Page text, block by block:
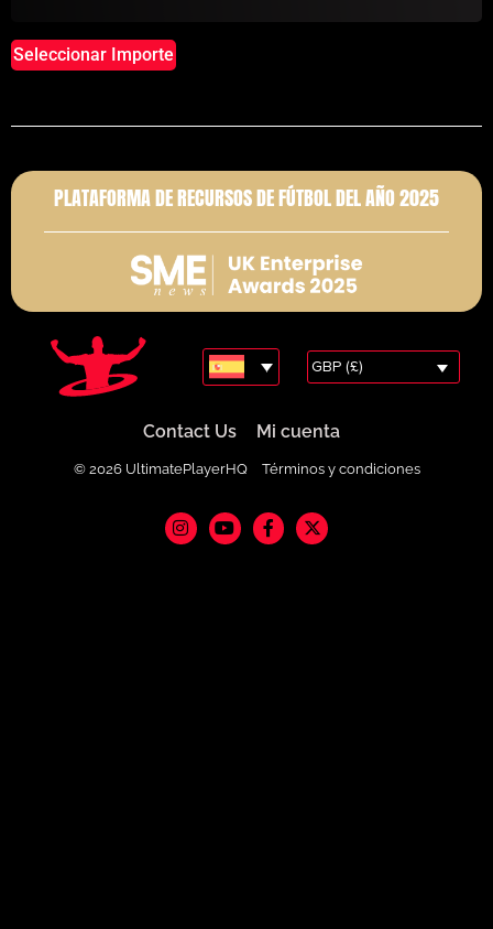
Seleccionar Importe
PLATAFORMA DE RECURSOS DE FÚTBOL DEL AÑO 2025
GBP (£)
Contact Us Mi cuenta
© 2026 UltimatePlayerHQ Términos y condiciones